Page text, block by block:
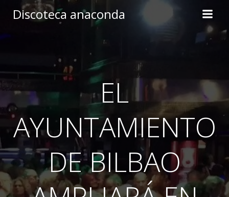
to
Discoteca anaconda
EL
AYUNTAMIENTO
DE BILBAO